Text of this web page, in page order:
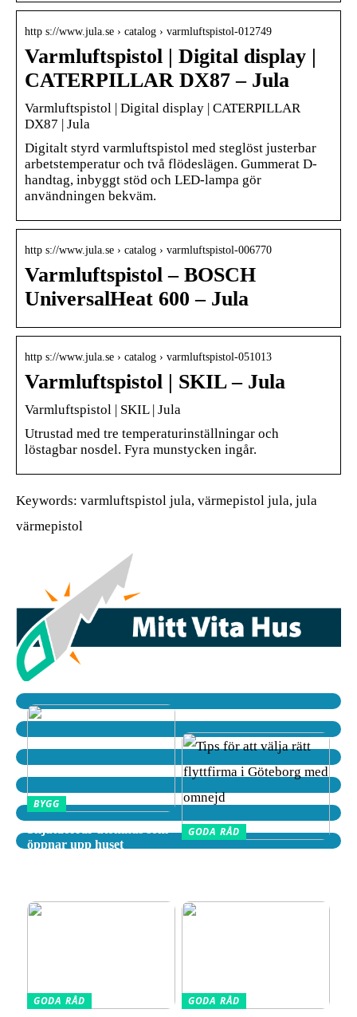
http s://www.jula.se › catalog › varmluftspistol-012749
Varmluftspistol | Digital display |
CATERPILLAR DX87 – Jula
Varmluftspistol | Digital display | CATERPILLAR
DX87 | Jula
Digitalt styrd varmluftspistol med steglöst justerbar
arbetstemperatur och två flödeslägen. Gummerat D-
handtag, inbyggt stöd och LED-lampa gör
användningen bekväm.
http s://www.jula.se › catalog › varmluftspistol-006770
Varmluftspistol – BOSCH
UniversalHeat 600 – Jula
http s://www.jula.se › catalog › varmluftspistol-051013
Varmluftspistol | SKIL – Jula
Varmluftspistol | SKIL | Jula
Utrustad med tre temperaturinställningar och
löstagbar nosdel. Fyra munstycken ingår.
Keywords: varmluftspistol jula, värmepistol jula, jula
värmepistol
BYGG
öppnar upp huset
GODA RÅD
GODA RÅD GODA RÅD